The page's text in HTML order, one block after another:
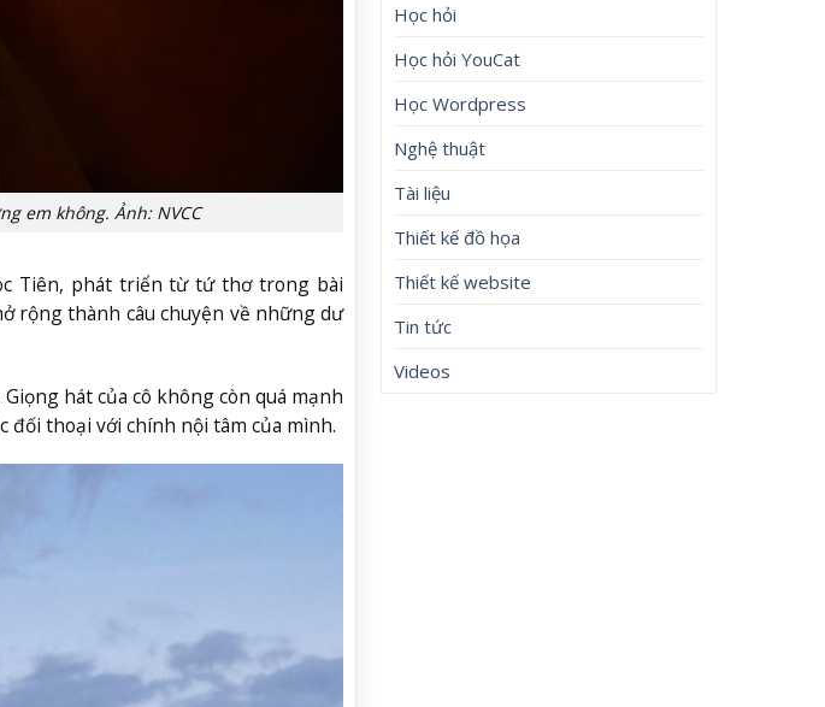
em không. Ảnh: NVCC
Tiên, phát triển từ tứ thơ trong bài
rộng thành câu chuyện về những dư
hát của cô không còn quá mạnh
thoại với chính nội tâm của mình.
Học hỏi
Học hỏi YouCat
Học Wordpress
Nghệ thuật
Tài liệu
Thiết kế đồ họa
Thiết kế website
Tin tức
Videos